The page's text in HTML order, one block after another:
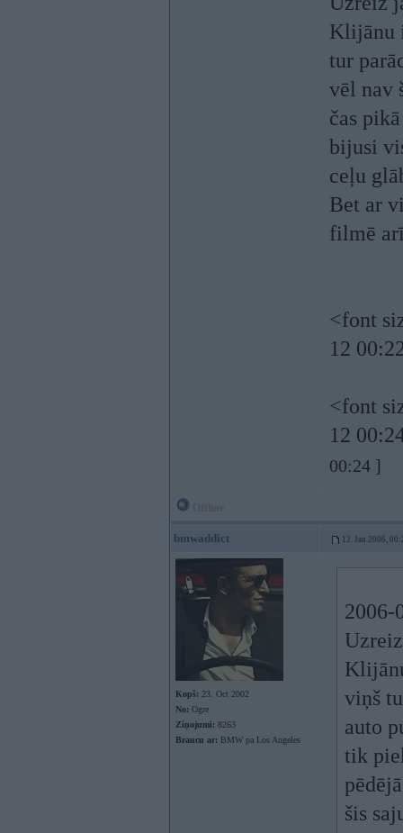
Klijānu
tur
vēl nav
čas
bijusi
ceļu
Bet ar
filmē
<font
12
<font
12
00:24 ]
bmwaddict 12. Jan 2006,
Kopš: 23. Oct 2002
No: Ogre
Ziņojumi: 8263
Braucu ar: BMW pa Los Angeles
2006-
viņš
auto
tik
šis